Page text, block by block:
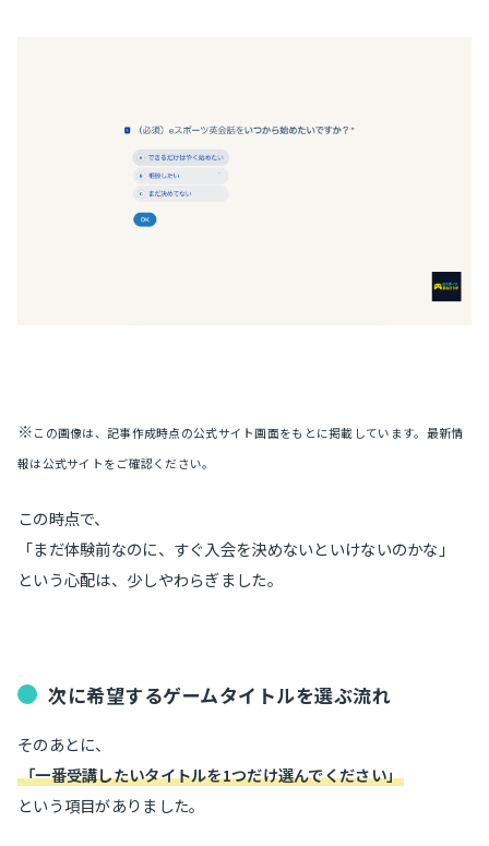
※この画像は、記事作成時点の公式サイト画面をもとに掲載しています。最新情
報は公式サイトをご確認ください。
この時点で、
「まだ体験前なのに、すぐ入会を決めないといけないのかな」
という心配は、少しやわらぎました。
次に希望するゲームタイトルを選ぶ流れ
そのあとに、
「一番受講したいタイトルを1つだけ選んでください」
という項目がありました。